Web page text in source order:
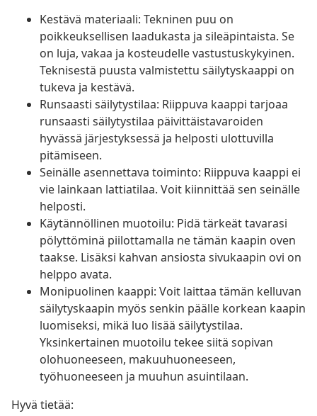
Kestävä materiaali: Tekninen puu on
poikkeuksellisen laadukasta ja sileäpintaista. Se
on luja, vakaa ja kosteudelle vastustuskykyinen.
Teknisestä puusta valmistettu säilytyskaappi on
tukeva ja kestävä.
Runsaasti säilytystilaa: Riippuva kaappi tarjoaa
runsaasti säilytystilaa päivittäistavaroiden
hyvässä järjestyksessä ja helposti ulottuvilla
pitämiseen.
Seinälle asennettava toiminto: Riippuva kaappi ei
vie lainkaan lattiatilaa. Voit kiinnittää sen seinälle
helposti.
Käytännöllinen muotoilu: Pidä tärkeät tavarasi
pölyttöminä piilottamalla ne tämän kaapin oven
taakse. Lisäksi kahvan ansiosta sivukaapin ovi on
helppo avata.
Monipuolinen kaappi: Voit laittaa tämän kelluvan
säilytyskaapin myös senkin päälle korkean kaapin
luomiseksi, mikä luo lisää säilytystilaa.
Yksinkertainen muotoilu tekee siitä sopivan
olohuoneeseen, makuuhuoneeseen,
työhuoneeseen ja muuhun asuintilaan.
Hyvä tietää: